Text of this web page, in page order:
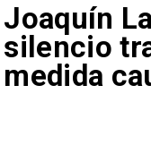
Joaquín
silencio
medida